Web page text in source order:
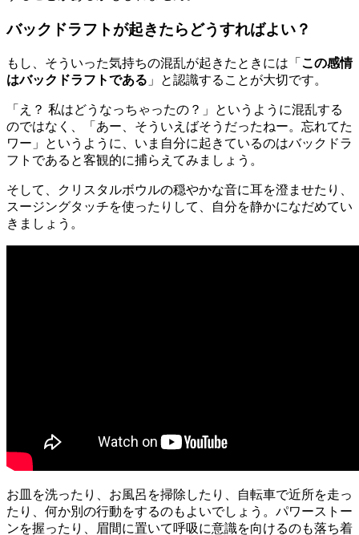
バックドラフトが起きたらどうすればよい？
もし、そういった気持ちの混乱が起きたときには「 この感情
はバックドラフトである 」と認識することが大切です。
「え？ 私はどうなっちゃったの？」というように混乱する
のではなく、「あー、そういえばそうだったねー。忘れてた
ワー」というように、いま自分に起きているのはバックドラ
フトであると客観的に捕らえてみましょう。
そして、クリスタルボウルの穏やかな音に耳を澄ませたり、
スージングタッチを使ったりして、自分を静かになだめてい
きましょう。
お皿を洗ったり、お風呂を掃除したり、自転車で近所を走っ
たり、何か別の行動をするのもよいでしょう。パワーストー
ンを握ったり、眉間に置いて呼吸に意識を向けるのも落ち着